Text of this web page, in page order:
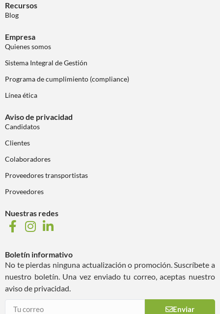
Recursos
Blog
Empresa
Quienes somos
Sistema Integral de Gestión
Programa de cumplimiento (compliance)
Línea ética
Aviso de privacidad
Candidatos
Clientes
Colaboradores
Proveedores transportistas
Proveedores
Nuestras redes
Boletín informativo
No te pierdas ninguna actualización o promoción. Suscríbete a
nuestro boletín. Una vez enviado tu correo, aceptas nuestro
aviso de privacidad.
Enviar